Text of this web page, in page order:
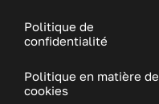
Politique de
confidentialité
Politique en matière de
cookies